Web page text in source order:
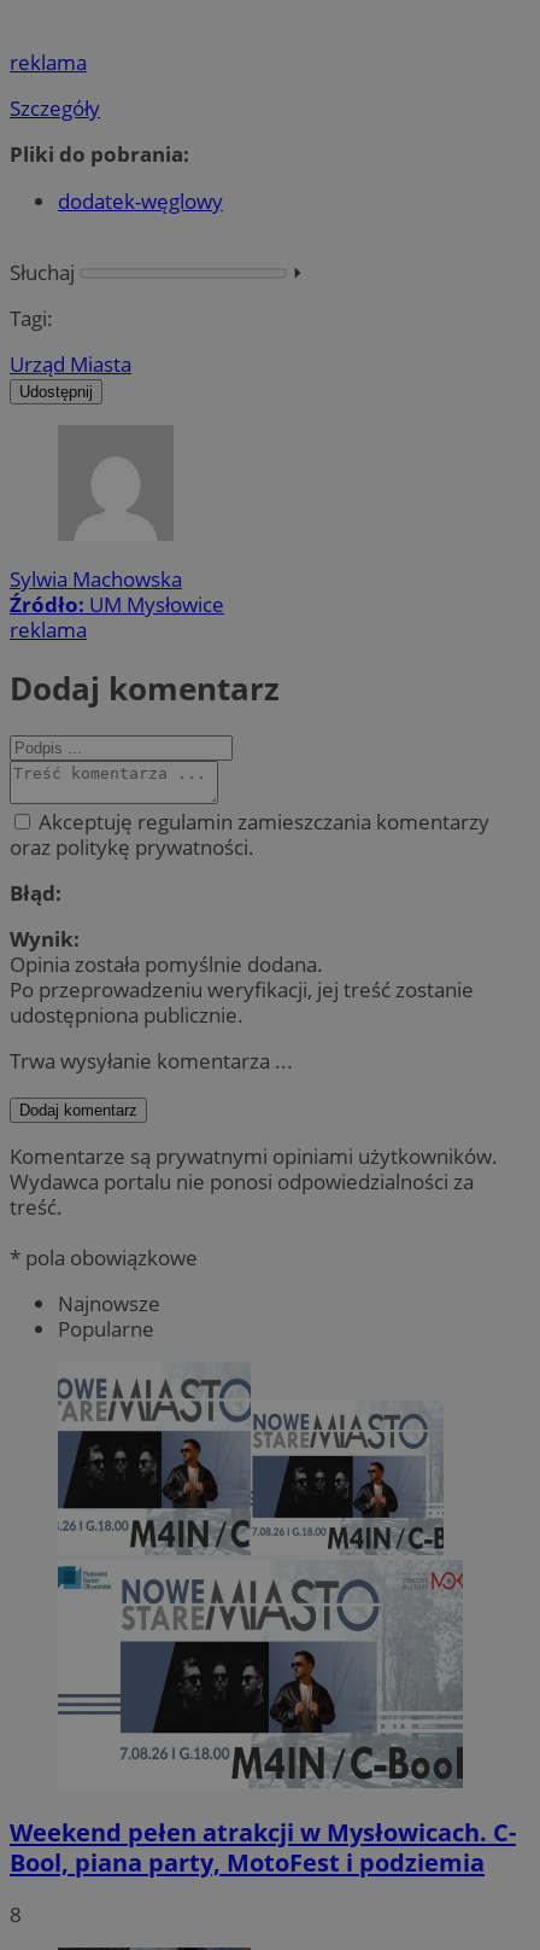
reklama
Szczegóły
Pliki do pobrania:
dodatek-węglowy
Słuchaj
⏵︎
Tagi:
Urząd Miasta
Udostępnij
Sylwia Machowska
Źródło: UM Mysłowice
reklama
Dodaj komentarz
Akceptuję regulamin zamieszczania komentarzy
oraz politykę prywatności.
Błąd:
Wynik:
Opinia została pomyślnie dodana.
Po przeprowadzeniu weryfikacji, jej treść zostanie
udostępniona publicznie.
Trwa wysyłanie komentarza ...
Dodaj komentarz
Komentarze są prywatnymi opiniami użytkowników.
Wydawca portalu nie ponosi odpowiedzialności za
treść.
* pola obowiązkowe
Najnowsze
Popularne
Weekend pełen atrakcji w Mysłowicach. C-
Bool, piana party, MotoFest i podziemia
8